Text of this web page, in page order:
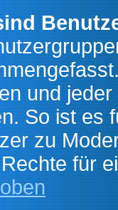
und
So ist es
zu
für